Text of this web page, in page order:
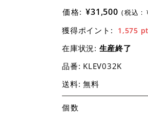
価格: ¥31,500 (税込 :
獲得ポイント: 1,575 pt
在庫状況: 生産終了
品番: KLEV032K
送料: 無料
個数